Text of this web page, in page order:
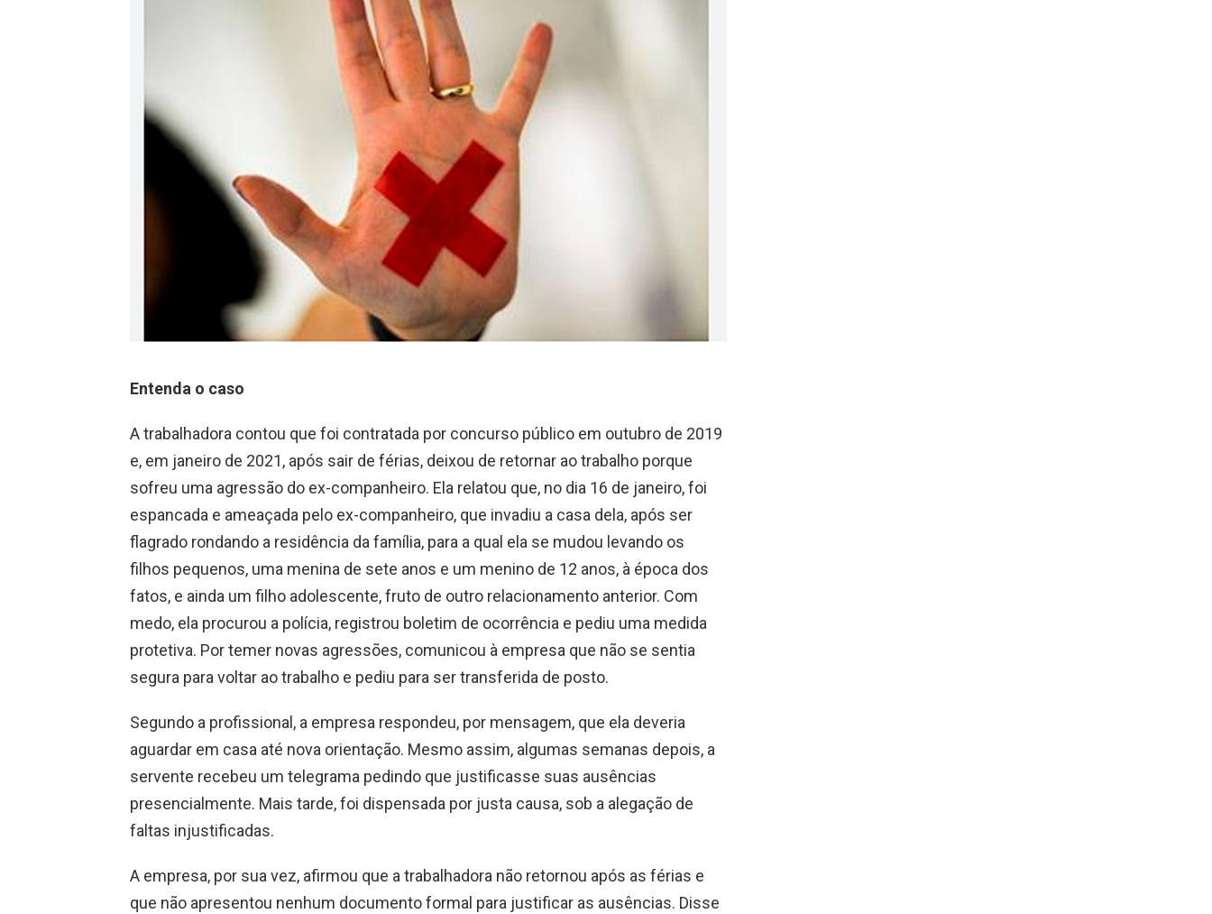
Entenda o caso
A trabalhadora contou que foi contratada por concurso público em outubro de 2019
e, em janeiro de 2021, após sair de férias, deixou de retornar ao trabalho porque
sofreu uma agressão do ex-companheiro. Ela relatou que, no dia 16 de janeiro, foi
espancada e ameaçada pelo ex-companheiro, que invadiu a casa dela, após ser
flagrado rondando a residência da família, para a qual ela se mudou levando os
filhos pequenos, uma menina de sete anos e um menino de 12 anos, à época dos
fatos, e ainda um filho adolescente, fruto de outro relacionamento anterior. Com
medo, ela procurou a polícia, registrou boletim de ocorrência e pediu uma medida
protetiva. Por temer novas agressões, comunicou à empresa que não se sentia
segura para voltar ao trabalho e pediu para ser transferida de posto.
Segundo a profissional, a empresa respondeu, por mensagem, que ela deveria
aguardar em casa até nova orientação. Mesmo assim, algumas semanas depois, a
servente recebeu um telegrama pedindo que justificasse suas ausências
presencialmente. Mais tarde, foi dispensada por justa causa, sob a alegação de
faltas injustificadas.
A empresa, por sua vez, afirmou que a trabalhadora não retornou após as férias e
que não apresentou nenhum documento formal para justificar as ausências. Disse